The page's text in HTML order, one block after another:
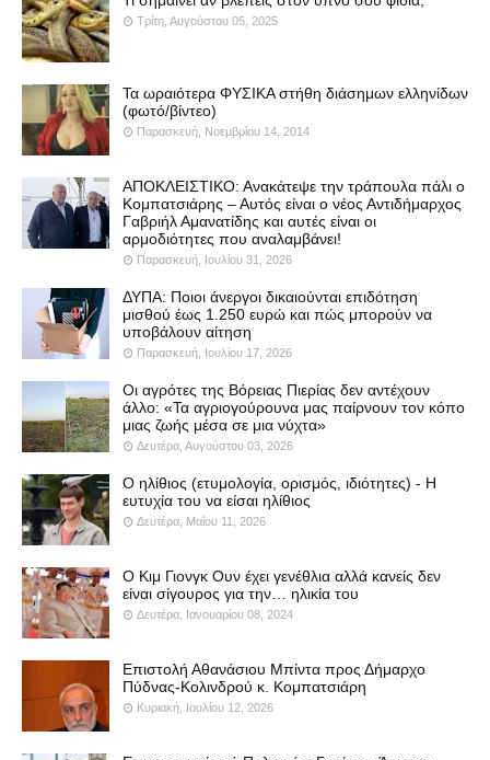
Τρίτη, Αυγούστου 05, 2025
Τα ωραιότερα ΦΥΣΙΚΑ στήθη διάσημων ελληνίδων
(φωτό/βίντεο)
Παρασκευή, Νοεμβρίου 14, 2014
ΑΠΟΚΛΕΙΣΤΙΚΟ: Ανακάτεψε την τράπουλα πάλι ο
Κομπατσιάρης – Αυτός είναι ο νέος Αντιδήμαρχος
Γαβριήλ Αμανατίδης και αυτές είναι οι
αρμοδιότητες που αναλαμβάνει!
Παρασκευή, Ιουλίου 31, 2026
ΔΥΠΑ: Ποιοι άνεργοι δικαιούνται επιδότηση
μισθού έως 1.250 ευρώ και πώς μπορούν να
υποβάλουν αίτηση
Παρασκευή, Ιουλίου 17, 2026
Οι αγρότες της Βόρειας Πιερίας δεν αντέχουν
άλλο: «Τα αγριογούρουνα μας παίρνουν τον κόπο
μιας ζωής μέσα σε μια νύχτα»
Δευτέρα, Αυγούστου 03, 2026
Ο ηλίθιος (ετυμολογία, ορισμός, ιδιότητες) - Η
ευτυχία του να είσαι ηλίθιος
Δευτέρα, Μαΐου 11, 2026
Ο Κιμ Γιονγκ Ουν έχει γενέθλια αλλά κανείς δεν
είναι σίγουρος για την… ηλικία του
Δευτέρα, Ιανουαρίου 08, 2024
Επιστολή Αθανάσιου Μπίντα προς Δήμαρχο
Πύδνας-Κολινδρού κ. Κομπατσιάρη
Κυριακή, Ιουλίου 12, 2026